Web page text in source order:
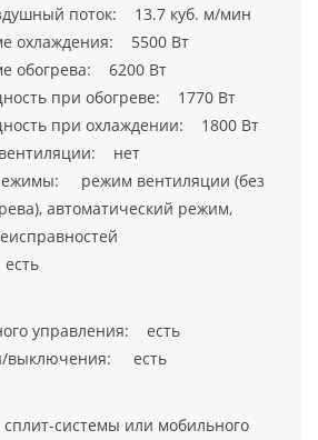
поток: 13.7 куб. м/мин
охлаждения: 5500 Вт
обогрева: 6200 Вт
при обогреве: 1770 Вт
при охлаждении: 1800 Вт
нет
режим вентиляции (без
автоматический режим,
управления: есть
выключения: есть
сплит-системы или мобильного